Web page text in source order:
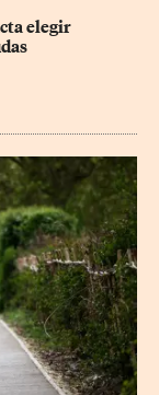
elegir